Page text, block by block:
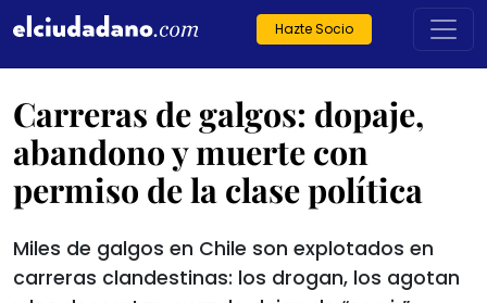
Hazte Socio
Carreras de galgos: dopaje,
abandono y muerte con
permiso de la clase política
Miles de galgos en Chile son explotados en
carreras clandestinas: los drogan, los agotan